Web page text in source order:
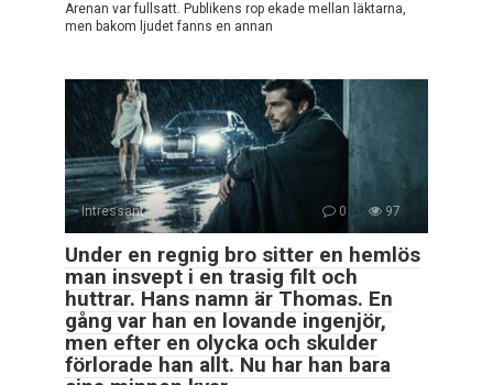
Arenan var fullsatt. Publikens rop ekade mellan läktarna,
men bakom ljudet fanns en annan
Intressant 0 97
Under en regnig bro sitter en hemlös
man insvept i en trasig filt och
huttrar. Hans namn är Thomas. En
gång var han en lovande ingenjör,
men efter en olycka och skulder
förlorade han allt. Nu har han bara